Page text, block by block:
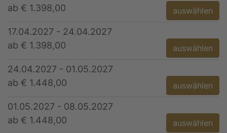
ab € 1.398,00
auswählen
17.04.2027 - 24.04.2027
ab € 1.398,00
auswählen
24.04.2027 - 01.05.2027
ab € 1.448,00
auswählen
01.05.2027 - 08.05.2027
ab € 1.448,00
auswählen